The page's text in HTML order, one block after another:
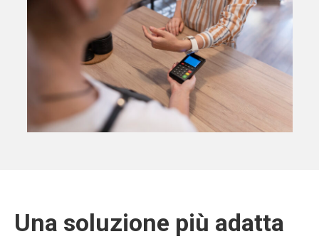
Una soluzione più adatta